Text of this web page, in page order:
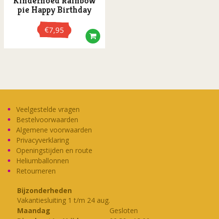
Ooglapjes
Oogmaskers
Partylenzen
Pruiken
Riemen
Ringen
Rookwaren
Scepters / Wandelstokken
Schoenen
Sets
pie Happy Birthday
€7,95
Veelgestelde vragen
Bestelvoorwaarden
Algemene voorwaarden
Privacyverklaring
Openingstijden en route
Heliumballonnen
Retourneren
Bijzonderheden
Vakantiesluiting 1 t/m 24 aug.
Maandag
Gesloten